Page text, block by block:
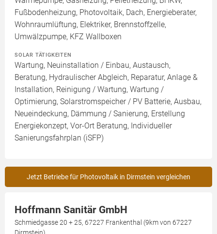
Fußbodenheizung, Photovoltaik, Dach, Energieberater,
Wohnraumlüftung, Elektriker, Brennstoffzelle,
Umwälzpumpe, KFZ Wallboxen
SOLAR TÄTIGKEITEN
Wartung, Neuinstallation / Einbau, Austausch,
Beratung, Hydraulischer Abgleich, Reparatur, Anlage &
Installation, Reinigung / Wartung, Wartung /
Optimierung, Solarstromspeicher / PV Batterie, Ausbau,
Neueindeckung, Dämmung / Sanierung, Erstellung
Energiekonzept, Vor-Ort Beratung, Individueller
Sanierungsfahrplan (iSFP)
Jetzt Betriebe für Photovoltaik in Dirmstein vergleichen
Hoffmann Sanitär GmbH
Schmiedgasse 20 + 25, 67227 Frankenthal (9km von 67227
Dirmstein)